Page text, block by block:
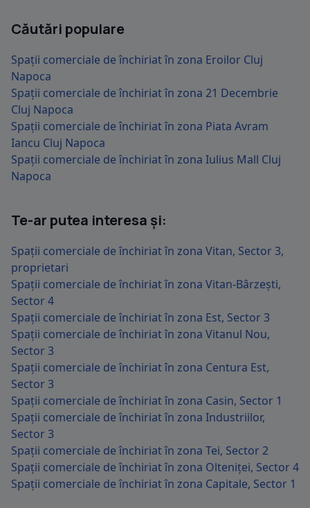
Căutări populare
Spații comerciale de închiriat în zona Eroilor Cluj
Napoca
Spații comerciale de închiriat în zona 21 Decembrie
Cluj Napoca
Spații comerciale de închiriat în zona Piata Avram
Iancu Cluj Napoca
Spații comerciale de închiriat în zona Iulius Mall Cluj
Napoca
Te-ar putea interesa și:
Spații comerciale de închiriat în zona Vitan, Sector 3,
proprietari
Spații comerciale de închiriat în zona Vitan-Bârzești,
Sector 4
Spații comerciale de închiriat în zona Est, Sector 3
Spații comerciale de închiriat în zona Vitanul Nou,
Sector 3
Spații comerciale de închiriat în zona Centura Est,
Sector 3
Spații comerciale de închiriat în zona Casin, Sector 1
Spații comerciale de închiriat în zona Industriilor,
Sector 3
Spații comerciale de închiriat în zona Tei, Sector 2
Spații comerciale de închiriat în zona Olteniței, Sector 4
Spații comerciale de închiriat în zona Capitale, Sector 1